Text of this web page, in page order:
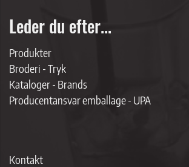
Leder du efter...
Produkter
Broderi - Tryk
Kataloger - Brands
Producentansvar emballage - UPA
Kontakt